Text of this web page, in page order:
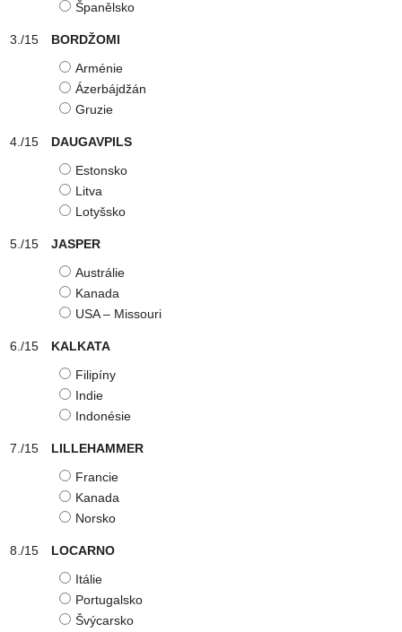
Španělsko
BORDŽOMI
Arménie
Ázerbájdžán
Gruzie
DAUGAVPILS
Estonsko
Litva
Lotyšsko
JASPER
Austrálie
Kanada
USA – Missouri
KALKATA
Filipíny
Indie
Indonésie
LILLEHAMMER
Francie
Kanada
Norsko
LOCARNO
Itálie
Portugalsko
Švýcarsko